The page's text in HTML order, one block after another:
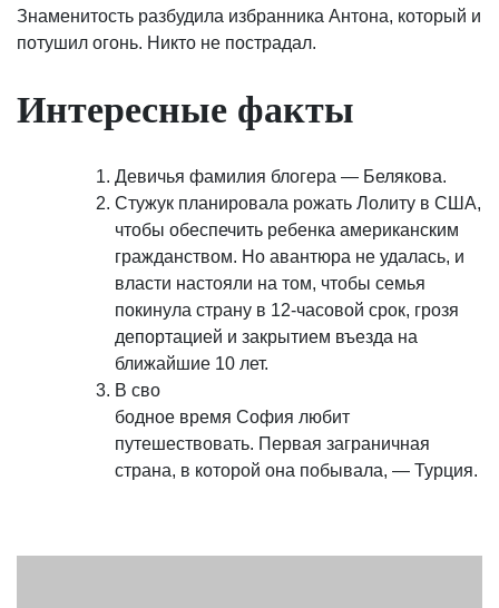
Знаменитость разбудила избранника Антона, который и
потушил огонь. Никто не пострадал.
Интересные факты
Девичья фамилия блогера — Белякова.
Стужук планировала рожать Лолиту в США,
чтобы обеспечить ребенка американским
гражданством. Но авантюра не удалась, и
власти настояли на том, чтобы семья
покинула страну в 12-часовой срок, грозя
депортацией и закрытием въезда на
ближайшие 10 лет.
В сво
бодное время София любит
путешествовать. Первая заграничная
страна, в которой она побывала, — Турция.